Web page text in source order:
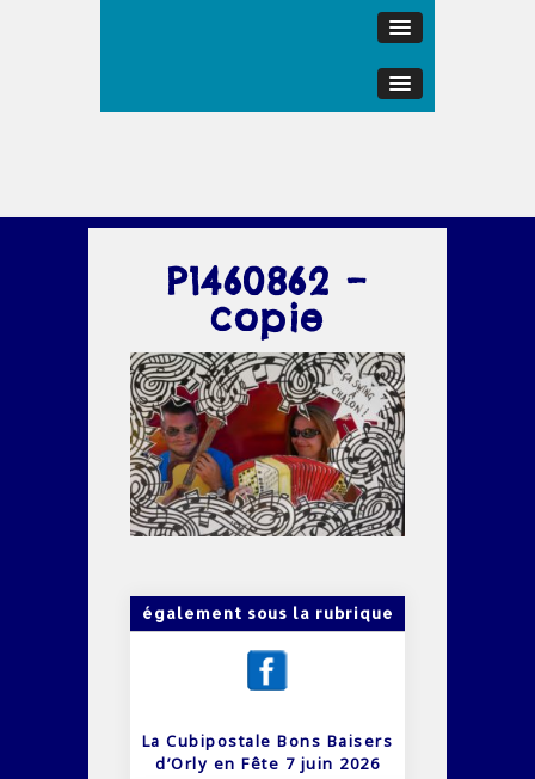
P1460862 –
copie
également sous la rubrique
La Cubipostale Bons Baisers
d’Orly en Fête 7 juin 2026